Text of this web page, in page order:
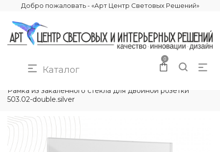
Добро пожаловать - «Арт Центр Световых Решений»
Каталог
0
Рамка из закаленного стекла для двойной розетки
503.02-double.silver